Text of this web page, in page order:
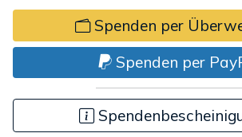
Spenden per
Spenden per